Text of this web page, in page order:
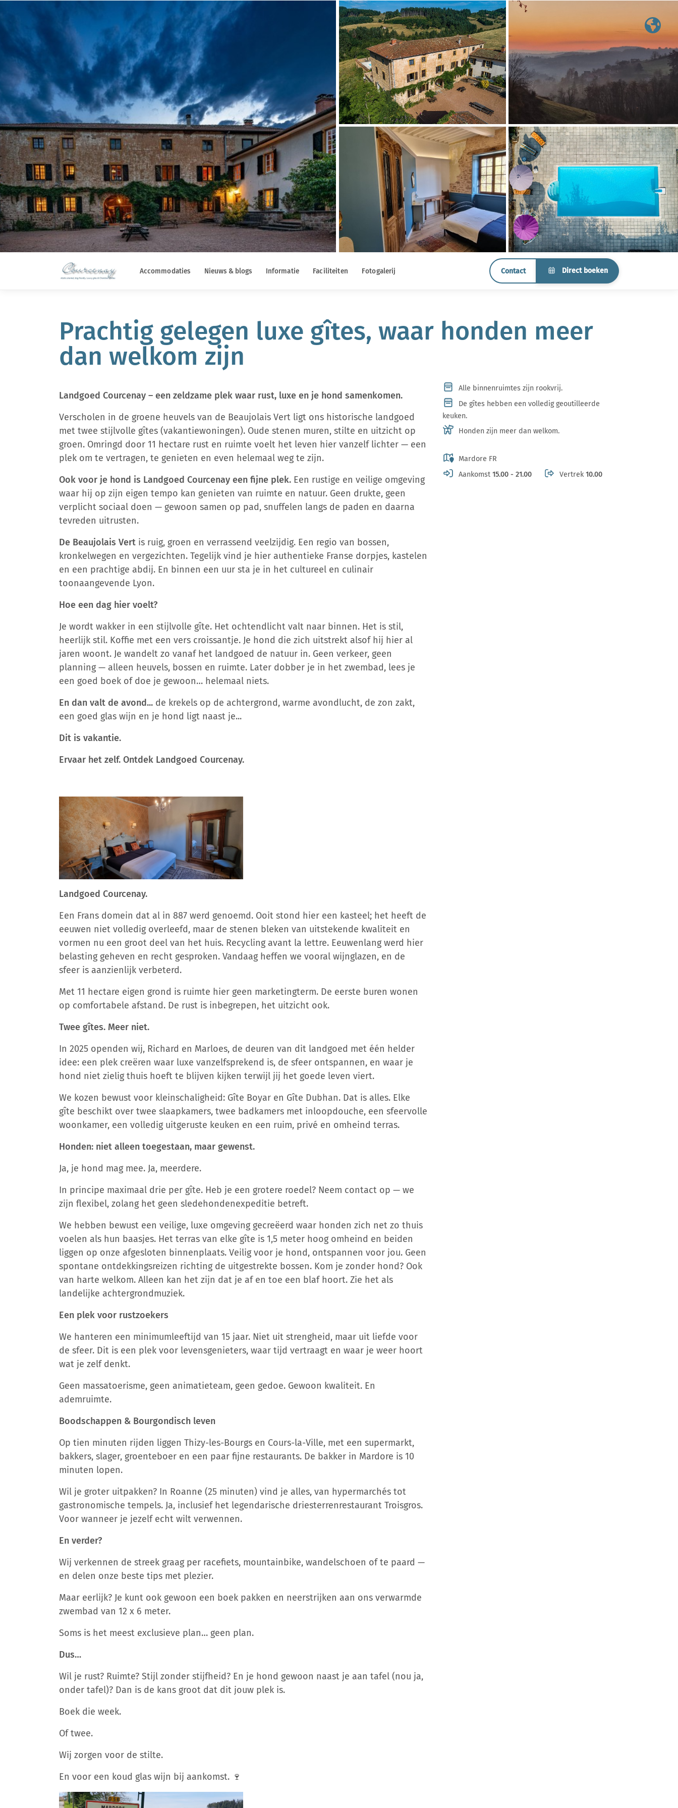
Accommodaties Nieuws & blogs Informatie Faciliteiten Fotogalerij Contact Direct boeken
Prachtig gelegen luxe gîtes, waar honden meer
dan welkom zijn
Landgoed Courcenay – een zeldzame plek waar rust, luxe en je hond samenkomen.
Verscholen in de groene heuvels van de Beaujolais Vert ligt ons historische landgoed
met twee stijlvolle gîtes (vakantiewoningen). Oude stenen muren, stilte en uitzicht op
groen. Omringd door 11 hectare rust en ruimte voelt het leven hier vanzelf lichter — een
plek om te vertragen, te genieten en even helemaal weg te zijn.
Ook voor je hond is Landgoed Courcenay een fijne plek. Een rustige en veilige omgeving
waar hij op zijn eigen tempo kan genieten van ruimte en natuur. Geen drukte, geen
verplicht sociaal doen — gewoon samen op pad, snuffelen langs de paden en daarna
tevreden uitrusten.
De Beaujolais Vert is ruig, groen en verrassend veelzijdig. Een regio van bossen,
kronkelwegen en vergezichten. Tegelijk vind je hier authentieke Franse dorpjes, kastelen
en een prachtige abdij. En binnen een uur sta je in het cultureel en culinair
toonaangevende Lyon.
Hoe een dag hier voelt?
Je wordt wakker in een stijlvolle gîte. Het ochtendlicht valt naar binnen. Het is stil,
heerlijk stil. Koffie met een vers croissantje. Je hond die zich uitstrekt alsof hij hier al
jaren woont. Je wandelt zo vanaf het landgoed de natuur in. Geen verkeer, geen
planning — alleen heuvels, bossen en ruimte. Later dobber je in het zwembad, lees je
een goed boek of doe je gewoon… helemaal niets.
En dan valt de avond... de krekels op de achtergrond, warme avondlucht, de zon zakt,
een goed glas wijn en je hond ligt naast je...
Dit is vakantie.
Ervaar het zelf. Ontdek Landgoed Courcenay.
Landgoed Courcenay.
Een Frans domein dat al in 887 werd genoemd. Ooit stond hier een kasteel; het heeft de
eeuwen niet volledig overleefd, maar de stenen bleken van uitstekende kwaliteit en
vormen nu een groot deel van het huis. Recycling avant la lettre. Eeuwenlang werd hier
belasting geheven en recht gesproken. Vandaag heffen we vooral wijnglazen, en de
sfeer is aanzienlijk verbeterd.
Met 11 hectare eigen grond is ruimte hier geen marketingterm. De eerste buren wonen
op comfortabele afstand. De rust is inbegrepen, het uitzicht ook.
Twee gîtes. Meer niet.
In 2025 openden wij, Richard en Marloes, de deuren van dit landgoed met één helder
idee: een plek creëren waar luxe vanzelfsprekend is, de sfeer ontspannen, en waar je
hond niet zielig thuis hoeft te blijven kijken terwijl jij het goede leven viert.
We kozen bewust voor kleinschaligheid: Gîte Boyar en Gîte Dubhan. Dat is alles. Elke
gîte beschikt over twee slaapkamers, twee badkamers met inloopdouche, een sfeervolle
woonkamer, een volledig uitgeruste keuken en een ruim, privé en omheind terras.
Honden: niet alleen toegestaan, maar gewenst.
Ja, je hond mag mee. Ja, meerdere.
In principe maximaal drie per gîte. Heb je een grotere roedel? Neem contact op — we
zijn flexibel, zolang het geen sledehondenexpeditie betreft.
We hebben bewust een veilige, luxe omgeving gecreëerd waar honden zich net zo thuis
voelen als hun baasjes. Het terras van elke gîte is 1,5 meter hoog omheind en beiden
liggen op onze afgesloten binnenplaats. Veilig voor je hond, ontspannen voor jou. Geen
spontane ontdekkingsreizen richting de uitgestrekte bossen. Kom je zonder hond? Ook
van harte welkom. Alleen kan het zijn dat je af en toe een blaf hoort. Zie het als
landelijke achtergrondmuziek.
Een plek voor rustzoekers
We hanteren een minimumleeftijd van 15 jaar. Niet uit strengheid, maar uit liefde voor
de sfeer. Dit is een plek voor levensgenieters, waar tijd vertraagt en waar je weer hoort
wat je zelf denkt.
Geen massatoerisme, geen animatieteam, geen gedoe. Gewoon kwaliteit. En
ademruimte.
Boodschappen & Bourgondisch leven
Op tien minuten rijden liggen Thizy-les-Bourgs en Cours-la-Ville, met een supermarkt,
bakkers, slager, groenteboer en een paar fijne restaurants. De bakker in Mardore is 10
minuten lopen.
Wil je groter uitpakken? In Roanne (25 minuten) vind je alles, van hypermarchés tot
gastronomische tempels. Ja, inclusief het legendarische driesterrenrestaurant Troisgros.
Voor wanneer je jezelf echt wilt verwennen.
En verder?
Wij verkennen de streek graag per racefiets, mountainbike, wandelschoen of te paard —
en delen onze beste tips met plezier.
Maar eerlijk? Je kunt ook gewoon een boek pakken en neerstrijken aan ons verwarmde
zwembad van 12 x 6 meter.
Soms is het meest exclusieve plan… geen plan.
Dus…
Wil je rust? Ruimte? Stijl zonder stijfheid? En je hond gewoon naast je aan tafel (nou ja,
onder tafel)? Dan is de kans groot dat dit jouw plek is.
Boek die week.
Of twee.
Wij zorgen voor de stilte.
En voor een koud glas wijn bij aankomst. 🍷
Alle binnenruimtes zijn rookvrij.
De gîtes hebben een volledig geoutilleerde
keuken.
Honden zijn meer dan welkom.
Mardore FR
Aankomst 15.00 - 21.00 Vertrek 10.00